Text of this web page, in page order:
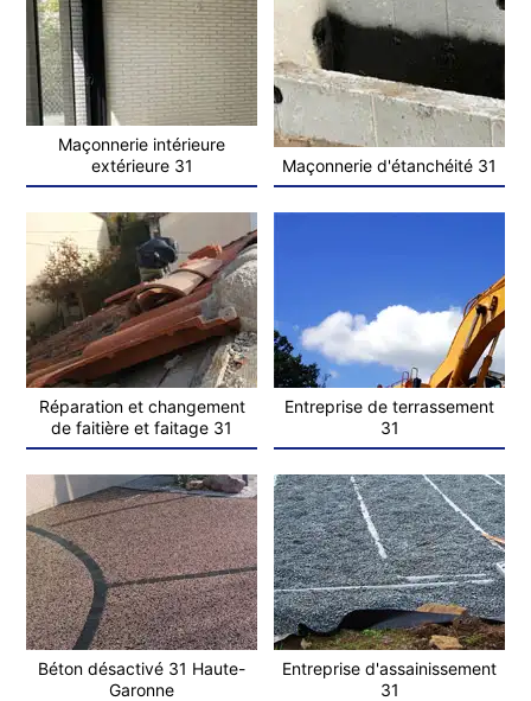
Maçonnerie intérieure
extérieure 31
Maçonnerie d'étanchéité 31
Réparation et changement
de faitière et faitage 31
Entreprise de terrassement
31
Béton désactivé 31 Haute-
Garonne
Entreprise d'assainissement
31